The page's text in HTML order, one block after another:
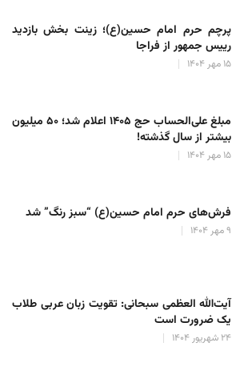
پرچم حرم امام حسین(ع)؛ زینت بخش بازدید
رییس جمهور از فراجا
۱۵ مهر ۱۴۰۴
مبلغ علی‌الحساب حج ۱۴۰۵ اعلام شد؛ ۵۰ میلیون
بیشتر از سال گذشته!
۱۵ مهر ۱۴۰۴
فرش‌های حرم امام حسین(ع) “سبز رنگ” شد
۹ مهر ۱۴۰۴
آیت‌الله العظمی سبحانی: تقویت زبان عربی طلاب
یک ضرورت است
۲۴ شهریور ۱۴۰۴